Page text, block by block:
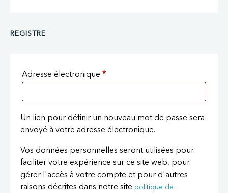
REGISTRE
Adresse électronique *
Un lien pour définir un nouveau mot de passe sera
envoyé à votre adresse électronique.
Vos données personnelles seront utilisées pour
faciliter votre expérience sur ce site web, pour
gérer l'accès à votre compte et pour d'autres
raisons décrites dans notre site politique de